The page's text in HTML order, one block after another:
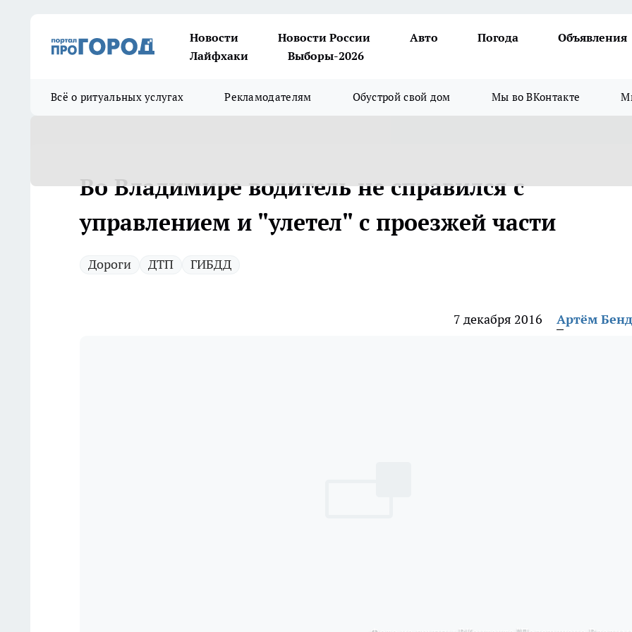
Новости Новости России Авто Погода
Объявления
Лайфхаки
Выборы-2026
Всё о ритуальных услугах Рекламодателям Обустрой свой дом Мы во ВКонтакте
Во Владимире водитель не справился с
управлением и "улетел" с проезжей части
Дороги ДТП ГИБДД
7 декабря 2016 Артём